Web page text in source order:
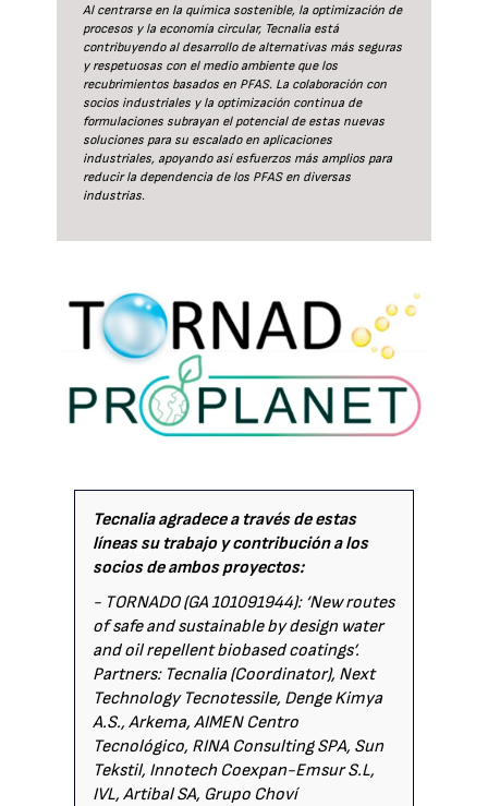
Al centrarse en la química sostenible, la optimización de
procesos y la economía circular, Tecnalia está
contribuyendo al desarrollo de alternativas más seguras
y respetuosas con el medio ambiente que los
recubrimientos basados en PFAS. La colaboración con
socios industriales y la optimización continua de
formulaciones subrayan el potencial de estas nuevas
soluciones para su escalado en aplicaciones
industriales, apoyando así esfuerzos más amplios para
reducir la dependencia de los PFAS en diversas
industrias.
Tecnalia agradece a través de estas
líneas su trabajo y contribución a los
socios de ambos proyectos:
- TORNADO (GA 101091944): ‘New routes
of safe and sustainable by design water
and oil repellent biobased coatings’.
Partners: Tecnalia (Coordinator), Next
Technology Tecnotessile, Denge Kimya
A.S., Arkema, AIMEN Centro
Tecnológico, RINA Consulting SPA, Sun
Tekstil, Innotech Coexpan-Emsur S.L,
IVL, Artibal SA, Grupo Choví